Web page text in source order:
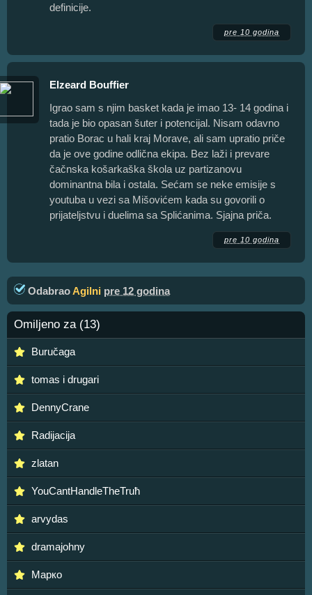
definicije.
pre 10 godina
Elzeard Bouffier
Igrao sam s njim basket kada je imao 13- 14 godina i
tada je bio opasan šuter i potencijal. Nisam odavno
pratio Borac u hali kraj Morave, ali sam upratio priče
da je ove godine odlična ekipa. Bez laži i prevare
čačnska košarkaška škola uz partizanovu
dominantna bila i ostala. Sećam se neke emisije s
youtuba u vezi sa Mišovićem kada su govorili o
prijateljstvu i duelima sa Splićanima. Sjajna priča.
pre 10 godina
OdabraoAgilni pre 12 godina
Omiljeno za (13)
Buručaga
tomas i drugari
DennyCrane
Radijacija
zlatan
YouCantHandleTheTruћ
arvydas
dramajohny
Марко